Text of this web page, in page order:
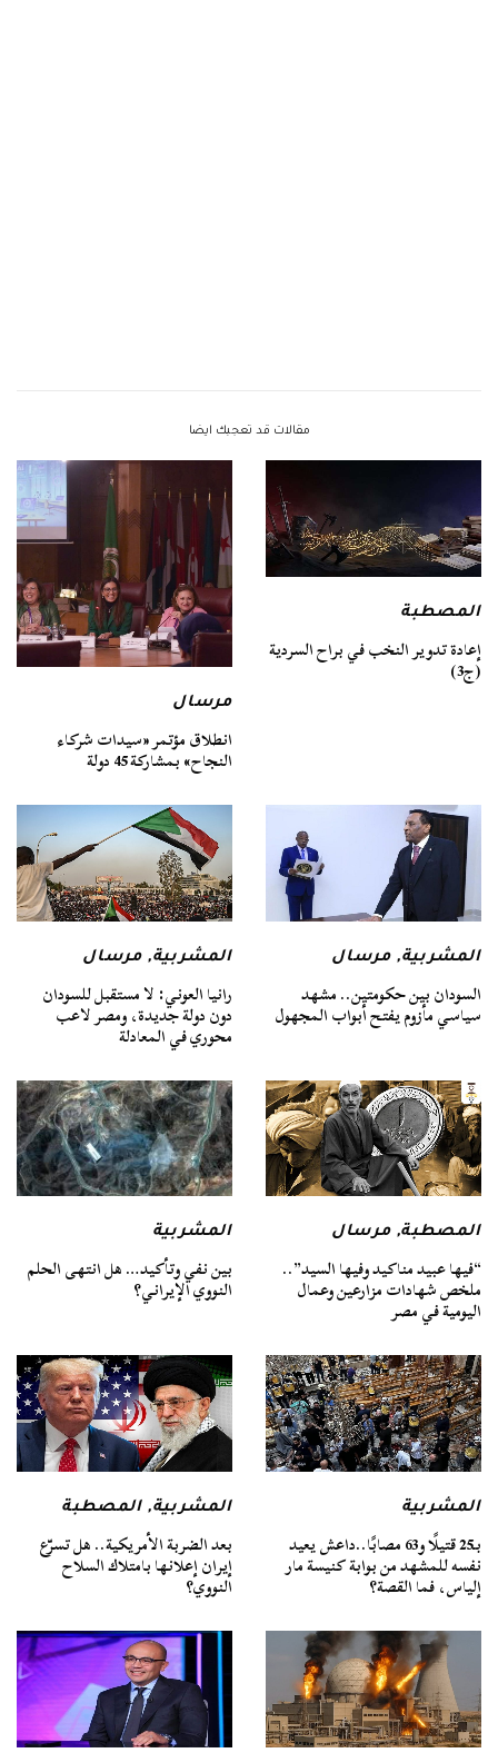
مقالات قد تعجبك ايضا
المصطبة
إعادة تدوير النخب في براح السردية
(ج3)
مرسال
انطلاق مؤتمر «سيدات شركاء
النجاح» بمشاركة 45 دولة
المشربية,مرسال
السودان بين حكومتين.. مشهد
سياسي مأزوم يفتح أبواب المجهول
المشربية,مرسال
رانيا العوني: لا مستقبل للسودان
دون دولة جديدة، ومصر لاعب
محوري في المعادلة
المصطبة,مرسال
“فيها عبيد مناكيد وفيها السيد”..
ملخص شهادات مزارعين وعمال
اليومية في مصر
المشربية
بين نفي وتأكيد… هل انتهى الحلم
النووي الإيراني؟
المشربية
بـ25 قتيلًا و63 مصابًا..داعش يعيد
نفسه للمشهد من بوابة كنيسة مار
إلياس، فما القصة؟
المشربية,المصطبة
بعد الضربة الأمريكية.. هل تسرّع
إيران إعلانها بامتلاك السلاح
النووي؟